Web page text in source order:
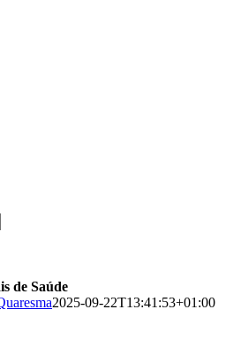
de Saúde
2025-09-22T13:41:53+01:00